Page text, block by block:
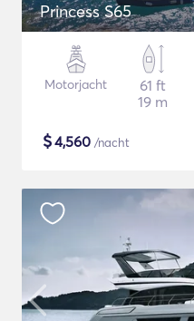
Princess S65
Motorjacht
61 ft
19 m
$4,560 /nacht